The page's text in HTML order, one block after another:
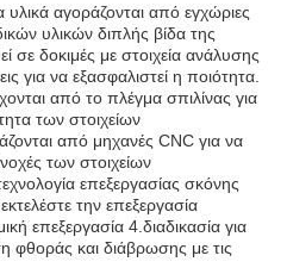
αγοράζονται από εγχώριες
υλικών διπλής βίδα της
δοκιμές με στοιχεία ανάλυσης
για να εξασφαλιστεί η ποιότητα.
από το πλέγμα σπιλίνας για
των στοιχείων
από μηχανές CNC για να
των στοιχείων
επεξεργασίας σκόνης
την επεξεργασία
επεξεργασία 4.διαδικασία για
φθοράς και διάβρωσης με τις